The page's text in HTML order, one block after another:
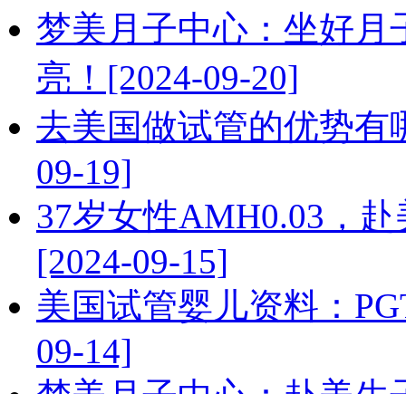
梦美月子中心：坐好月
亮！[2024-09-20]
去美国做试管的优势有
09-19]
37岁女性AMH0.03，
[2024-09-15]
美国试管婴儿资料：
09-14]